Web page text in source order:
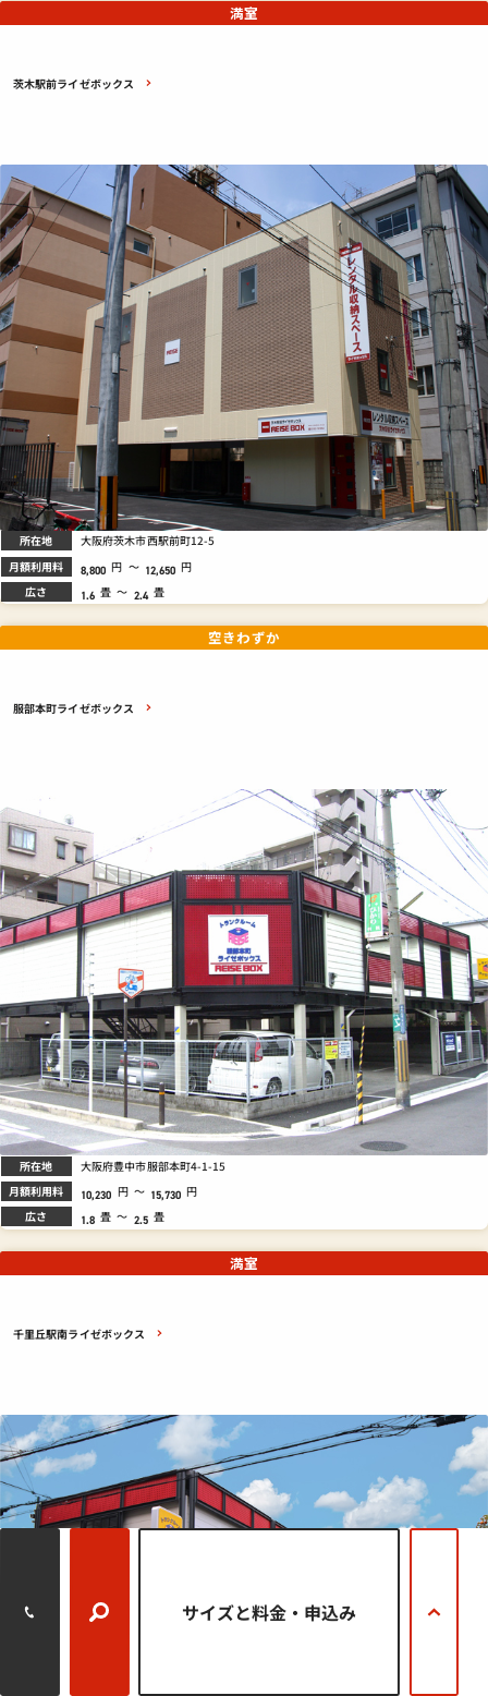
茨木駅前ライゼボックス
満室
所在地 大阪府茨木市西駅前町12-5
月額利用料 8,800 円 ～ 12,650 円
広さ 1.6 畳 ～ 2.4 畳
服部本町ライゼボックス
空きわずか
所在地 大阪府豊中市服部本町4-1-15
月額利用料 10,230 円 ～ 15,730 円
広さ 1.8 畳 ～ 2.5 畳
千里丘駅南ライゼボックス
満室
サイズと料金 ・申込み